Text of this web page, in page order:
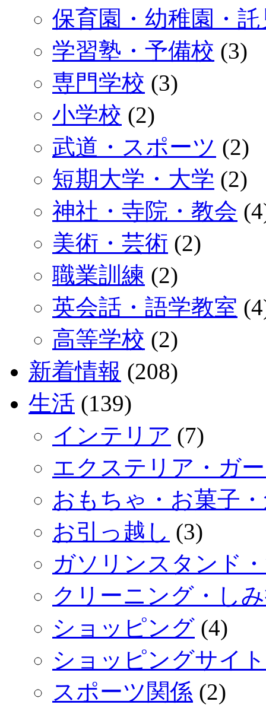
保育園・幼稚園・
学習塾・予備校 (3)
専門学校 (3)
小学校 (2)
武道・スポーツ (2)
短期大学・大学 (2)
神社・寺院・教会
美術・芸術 (2)
職業訓練 (2)
英会話・語学教室
高等学校 (2)
新着情報 (208)
生活 (139)
インテリア (7)
エクステリア・ガ
おもちゃ・お菓子
お引っ越し (3)
ガソリンスタンド
クリーニング・し
ショッピング (4)
ショッピングサイト
スポーツ関係 (2)